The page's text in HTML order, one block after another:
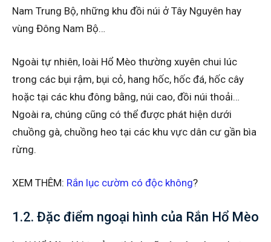
Nam Trung Bộ, những khu đồi núi ở Tây Nguyên hay
vùng Đông Nam Bộ…
Ngoài tự nhiên, loài Hổ Mèo thường xuyên chui lúc
trong các bụi rậm, bụi cỏ, hang hốc, hốc đá, hốc cây
hoặc tại các khu đông bằng, núi cao, đồi núi thoải…
Ngoài ra, chúng cũng có thể được phát hiện dưới
chuồng gà, chuồng heo tại các khu vực dân cư gần bìa
rừng.
XEM THÊM: Rắn lục cườm có độc không?
1.2. Đặc điểm ngoại hình của Rắn Hổ Mèo